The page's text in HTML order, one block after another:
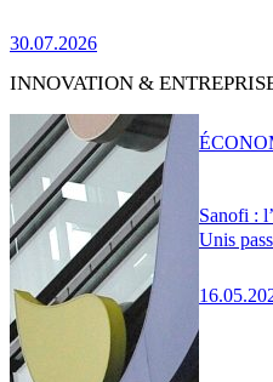
30.07.2026
INNOVATION &
Sanofi :
Unis